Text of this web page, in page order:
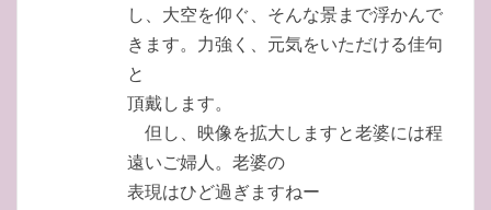
し、大空を仰ぐ、そんな景まで浮かんで
きます。力強く、元気をいただける佳句
と
頂戴します。
但し、映像を拡大しますと老婆には程
遠いご婦人。老婆の
表現はひど過ぎますねー